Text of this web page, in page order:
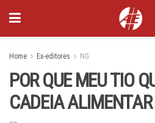
Home Ex-editores NG
POR QUE MEU TIO
CADEIA ALIMENTAR